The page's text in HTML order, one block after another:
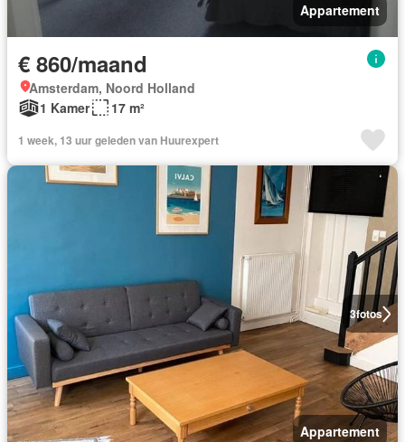
Appartement
€ 860/maand
Amsterdam, Noord Holland
1 Kamer
17 m²
1 week, 13 uur geleden van Huurexpert
3fotos
Appartement